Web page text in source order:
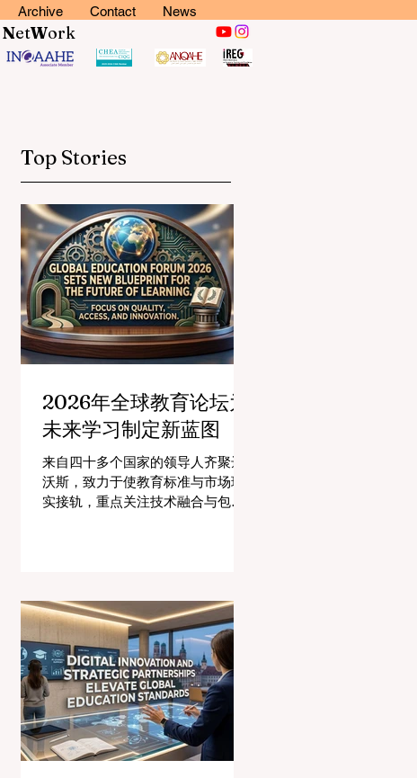
Archive Contact News
NetWork
Top Stories
2026年全球教育论坛为
未来学习制定新蓝图
来自四十多个国家的领导人齐聚达
沃斯，致力于使教育标准与市场现
实接轨，重点关注技术融合与包容
议中心，共同探讨学习领域最紧迫
的挑战与机遇。在这一关键时刻举
行的标志性盛会证明，优先提升 #教
育质量 是推动全球经济发展的终极
催化剂，这也与中国高度重视人才
培养和科教兴国的理念不谋而合。
今年，全球教育产业的估值达到了
惊人的7.7万亿美元。全球约有六百
万所学校和五万所高等教育机构在